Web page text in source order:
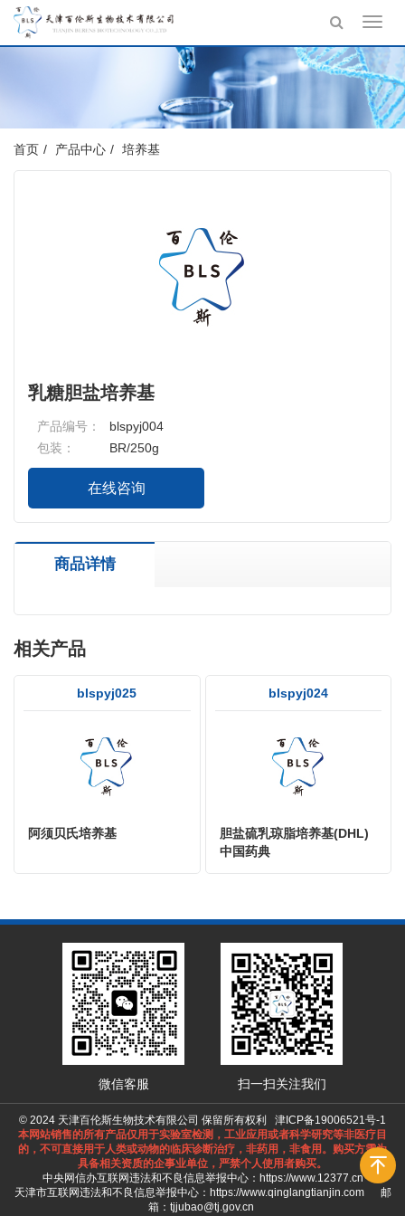
首页 产品中心 培养基
乳糖胆盐培养基
产品编号：
blspyj004
包装：
BR/250g
在线咨询
商品详情
相关产品
blspyj025
阿须贝氏培养基
blspyj024
胆盐硫乳琼脂培养基(DHL)
中国药典
微信客服 扫一扫关注我们
© 2024 天津百伦斯生物技术有限公司 保留所有权利 津ICP备19006521号-1
本网站销售的所有产品仅用于实验室检测，工业应用或者科学研究等非医疗目
的，不可直接用于人类或动物的临床诊断治疗，非药用，非食用。购买方需为
具备相关资质的企事业单位，严禁个人使用者购买。
中央网信办互联网违法和不良信息举报中心： https://www.12377.cn
天津市互联网违法和不良信息举报中心： https://www.qinglangtianjin.com邮
箱：tjjubao@tj.gov.cn